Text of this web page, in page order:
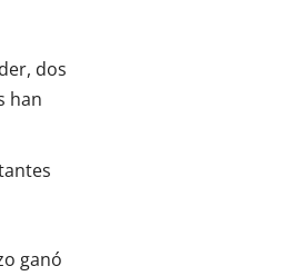
dos
han
ganó